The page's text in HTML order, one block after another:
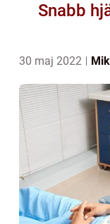
Snabb
30 maj 2022